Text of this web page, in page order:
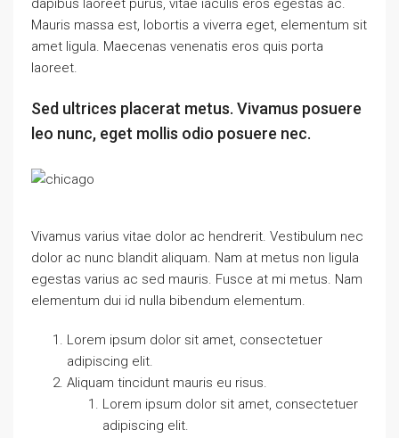
dapibus laoreet purus, vitae iaculis eros egestas ac.
Mauris massa est, lobortis a viverra eget, elementum sit
amet ligula. Maecenas venenatis eros quis porta
laoreet.
Sed ultrices placerat metus. Vivamus posuere
leo nunc, eget mollis odio posuere nec.
Vivamus varius vitae dolor ac hendrerit. Vestibulum nec
dolor ac nunc blandit aliquam. Nam at metus non ligula
egestas varius ac sed mauris. Fusce at mi metus. Nam
elementum dui id nulla bibendum elementum.
Lorem ipsum dolor sit amet, consectetuer
adipiscing elit.
Aliquam tincidunt mauris eu risus.
Lorem ipsum dolor sit amet, consectetuer
adipiscing elit.